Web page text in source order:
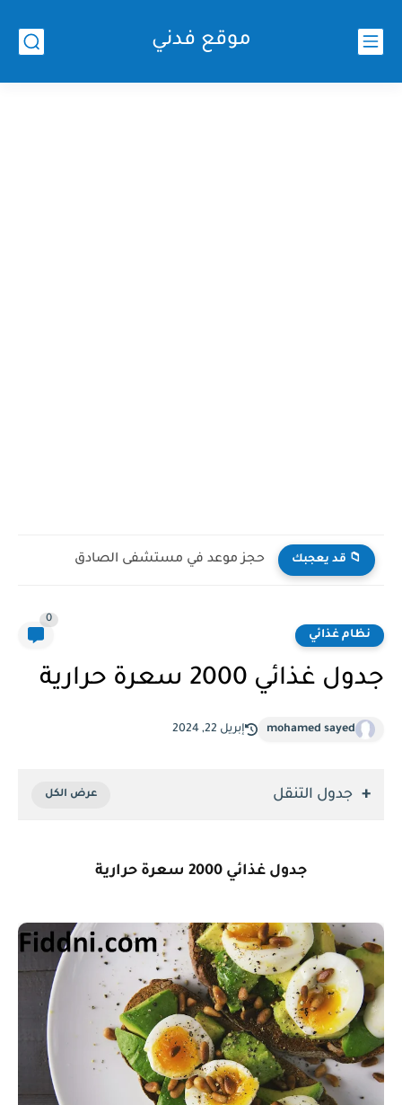
موقع فدني
📁 قد يعجبك حجز موعد في مستشفى الصادق
نظام غذائي
0
جدول غذائي 2000 سعرة حرارية
mohamed sayed إبريل 22, 2024
جدول التنقل
جدول غذائي 2000 سعرة حرارية